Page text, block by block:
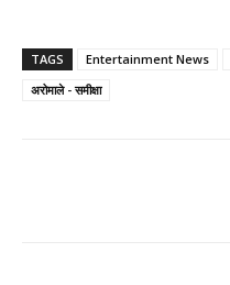
TAGS Entertainment News
अरोमाले - समीक्षा